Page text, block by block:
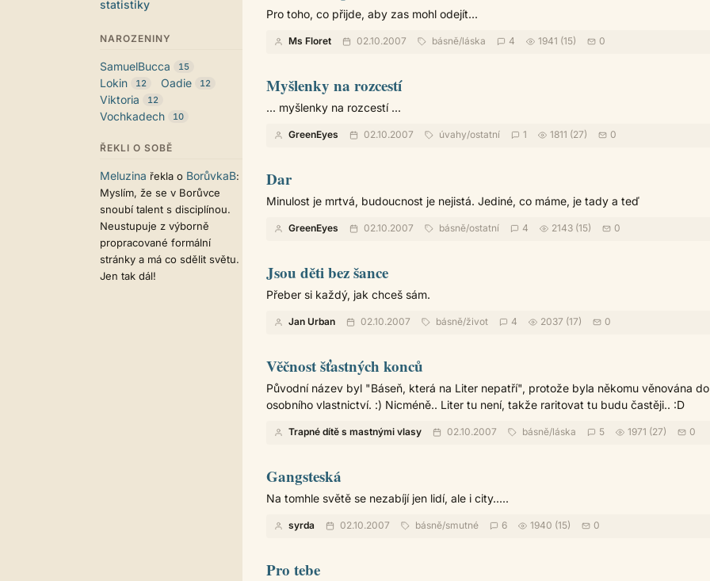
statistiky
NAROZENINY
SamuelBucca 15
Lokin 12 Oadie 12
Viktoria 12
Vochkadech 10
ŘEKLI O SOBĚ
Meluzina řekla o BorůvkaB:
Myslím, že se v Borůvce
snoubí talent s disciplínou.
Neustupuje z výborně
propracované formální
stránky a má co sdělit světu.
Jen tak dál!
Pro toho, co přijde, aby zas mohl odejít...
Ms Floret 02.10.2007 básně/láska 4 1941 (15) 0
Myšlenky na rozcestí
... myšlenky na rozcestí ...
GreenEyes 02.10.2007 úvahy/ostatní 1 1811 (27) 0
Dar
Minulost je mrtvá, budoucnost je nejistá. Jediné, co máme, je tady a teď
GreenEyes 02.10.2007 básně/ostatní 4 2143 (15) 0
Jsou děti bez šance
Přeber si každý, jak chceš sám.
Jan Urban 02.10.2007 básně/život 4 2037 (17) 0
Věčnost šťastných konců
Původní název byl "Báseň, která na Liter nepatří", protože byla někomu věnována do
osobního vlastnictví. :) Nicméně.. Liter tu není, takže raritovat tu budu častěji.. :D
Trapné dítě s mastnými vlasy 02.10.2007 básně/láska 5 1971 (27) 0
Gangsteská
Na tomhle světě se nezabíjí jen lidí, ale i city.....
syrda 02.10.2007 básně/smutné 6 1940 (15) 0
Pro tebe